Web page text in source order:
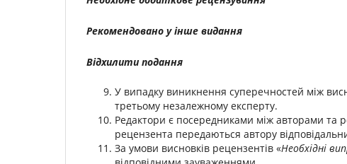
Рекомендовано у інше видання
Відхилити подання
У випадку виникнення суперечностей між
третьому незалежному експерту.
Редактори є посередниками між авторами та
рецензента передаються автору
За умови висновків рецензентів «Необхідні